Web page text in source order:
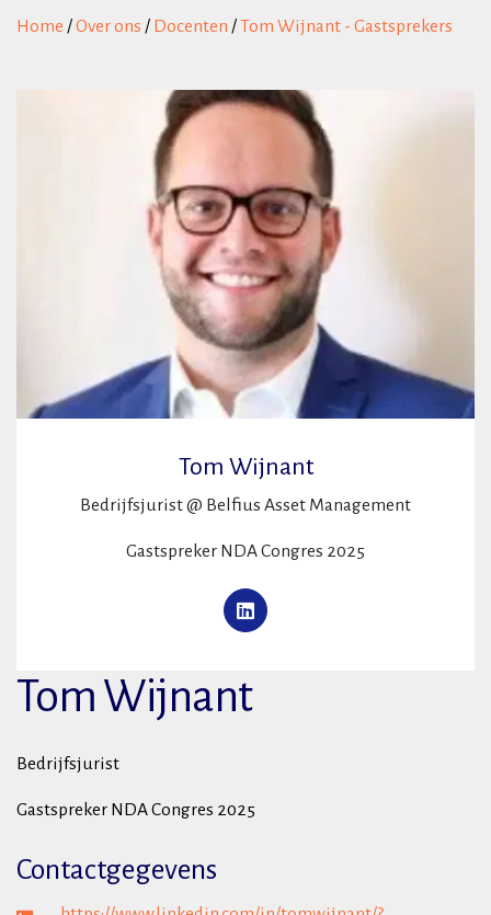
Home /Over ons / Docenten /Tom Wijnant - Gastsprekers
Tom Wijnant
Bedrijfsjurist @ Belfius Asset Management
Gastspreker NDA Congres 2025
Tom Wijnant
Bedrijfsjurist
Gastspreker NDA Congres 2025
Contactgegevens